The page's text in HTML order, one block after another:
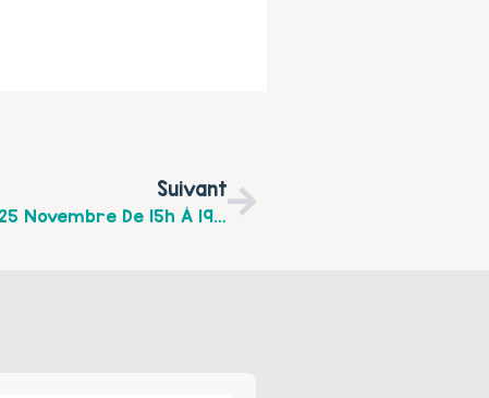
Suivant
Brisons Le Silence : Rendez-Vous Mardi 25 Novembre De 15h À 19h Au Centre Commercial Calais Cœur De Vie.